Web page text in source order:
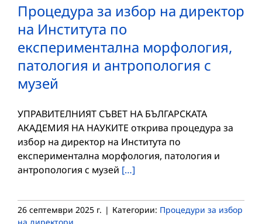
Процедура за избор на директор
на Института по
експериментална морфология,
патология и антропология с
музей
УПРАВИТЕЛНИЯТ СЪВЕТ НА БЪЛГАРСКАТА
АКАДЕМИЯ НА НАУКИТЕ открива процедура за
избор на директор на Института по
експериментална морфология, патология и
антропология с музей […]
26 септември 2025 г. | Категории: Процедури за избор
на директори